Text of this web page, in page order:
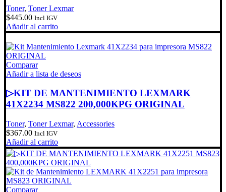
Toner, Toner Lexmar
$445.00 Incl IGV
Añadir al carrito
Comparar
Añadir a lista de deseos
▷KIT DE MANTENIMIENTO LEXMARK
41X2234 MS822 200,000KPG ORIGINAL
Toner, Toner Lexmar, Accessories
$367.00 Incl IGV
Añadir al carrito
Comparar